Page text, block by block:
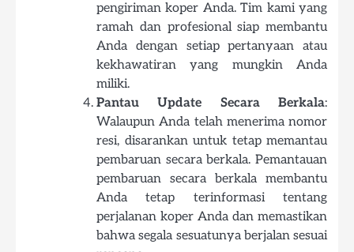
pengiriman koper Anda. Tim kami yang
ramah dan profesional siap membantu
Anda dengan setiap pertanyaan atau
kekhawatiran yang mungkin Anda
miliki.
Pantau Update Secara Berkala:
Walaupun Anda telah menerima nomor
resi, disarankan untuk tetap memantau
pembaruan secara berkala. Pemantauan
pembaruan secara berkala membantu
Anda tetap terinformasi tentang
perjalanan koper Anda dan memastikan
bahwa segala sesuatunya berjalan sesuai